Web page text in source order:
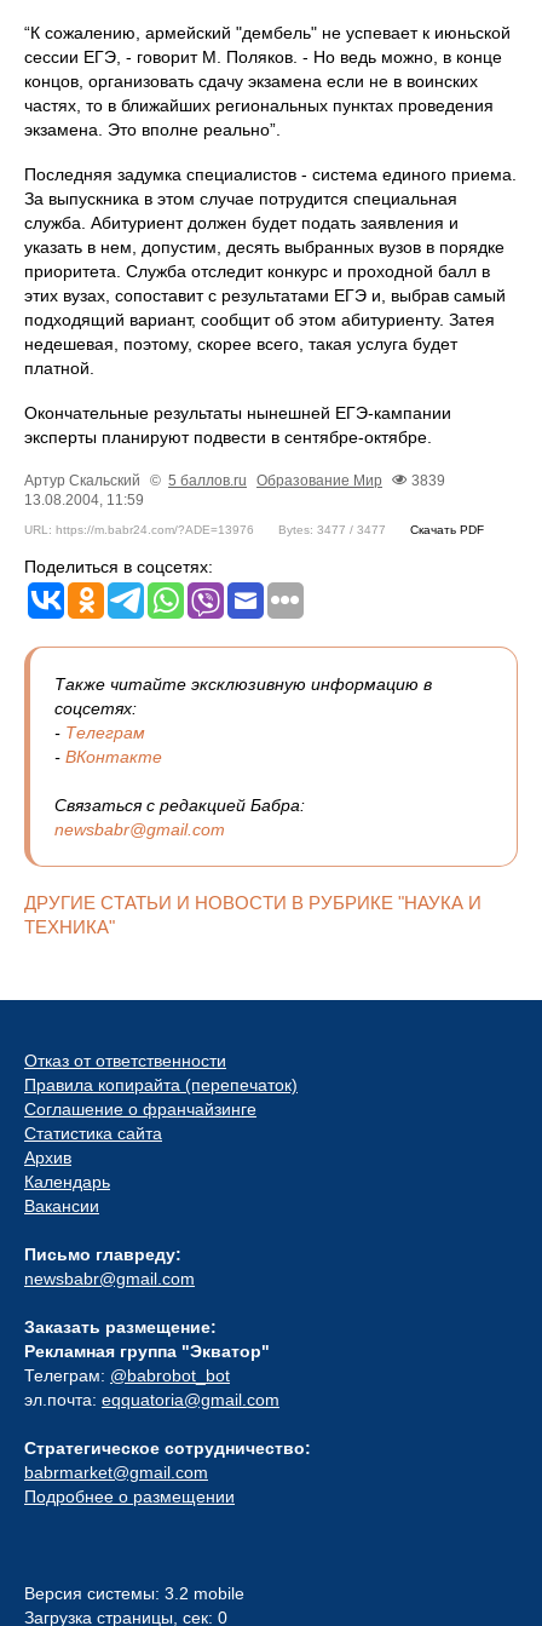
“К сожалению, армейский "дембель" не успевает к июньской
сессии ЕГЭ, - говорит М. Поляков. - Но ведь можно, в конце
концов, организовать сдачу экзамена если не в воинских
частях, то в ближайших региональных пунктах проведения
экзамена. Это вполне реально”.
Последняя задумка специалистов - система единого приема.
За выпускника в этом случае потрудится специальная
служба. Абитуриент должен будет подать заявления и
указать в нем, допустим, десять выбранных вузов в порядке
приоритета. Служба отследит конкурс и проходной балл в
этих вузах, сопоставит с результатами ЕГЭ и, выбрав самый
подходящий вариант, сообщит об этом абитуриенту. Затея
недешевая, поэтому, скорее всего, такая услуга будет
платной.
Окончательные результаты нынешней ЕГЭ-кампании
эксперты планируют подвести в сентябре-октябре.
Артур Скальский © 5 баллов.ru Образование Мир
3839
13.08.2004, 11:59
URL: https://m.babr24.com/?ADE=13976 Bytes: 3477 / 3477 Скачать PDF
Поделиться в соцсетях:
Также читайте эксклюзивную информацию в
соцсетях:
- Телеграм
- ВКонтакте
Связаться с редакцией Бабра:
newsbabr@gmail.com
ДРУГИЕ СТАТЬИ И НОВОСТИ В РУБРИКЕ "НАУКА И
ТЕХНИКА"
Отказ от ответственности
Правила копирайта (перепечаток)
Соглашение о франчайзинге
Статистика сайта
Архив
Календарь
Вакансии
Письмо главреду:
newsbabr@gmail.com
Заказать размещение:
Рекламная группа "Экватор"
Телеграм: @babrobot_bot
эл.почта: eqquatoria@gmail.com
Стратегическое сотрудничество:
babrmarket@gmail.com
Подробнее о размещении
Версия системы: 3.2 mobile
Загрузка страницы, сек: 0